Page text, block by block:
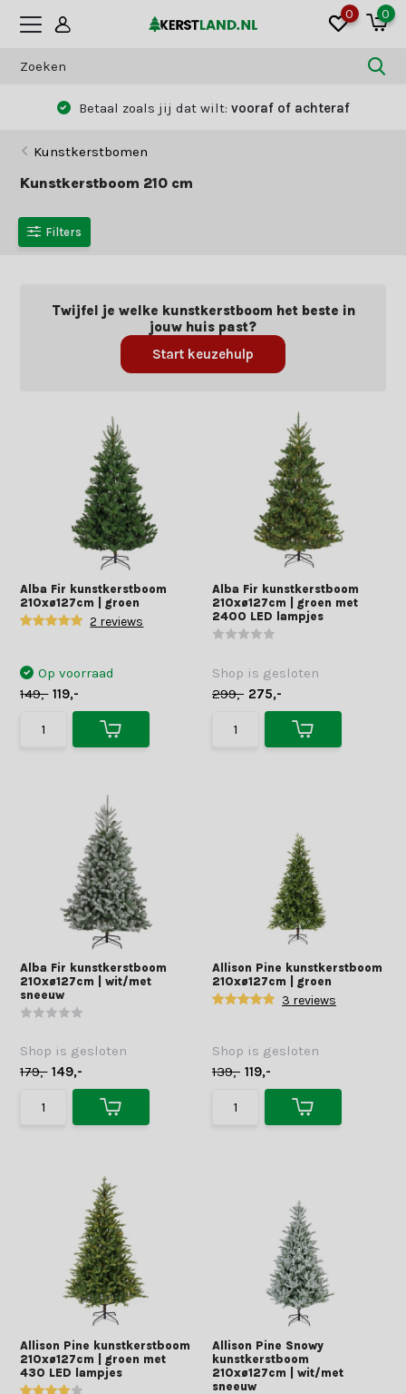
0 0
Betaal zoals jij dat wilt: vooraf of achteraf
Kunstkerstbomen
Kunstkerstboom 210 cm
Filters
Twijfel je welke kunstkerstboom het beste in
jouw huis past?
Start keuzehulp
Alba Fir kunstkerstboom
210xø127cm | groen
2 reviews
Op voorraad
149,- 119,-
Alba Fir kunstkerstboom
210xø127cm | groen met
2400 LED lampjes
Shop is gesloten
299,- 275,-
Alba Fir kunstkerstboom
210xø127cm | wit/met
sneeuw
Shop is gesloten
179,- 149,-
Allison Pine kunstkerstboom
210xø127cm | groen
3 reviews
Shop is gesloten
139,- 119,-
Allison Pine kunstkerstboom
210xø127cm | groen met
430 LED lampjes
Allison Pine Snowy
kunstkerstboom
210xø127cm | wit/met
sneeuw